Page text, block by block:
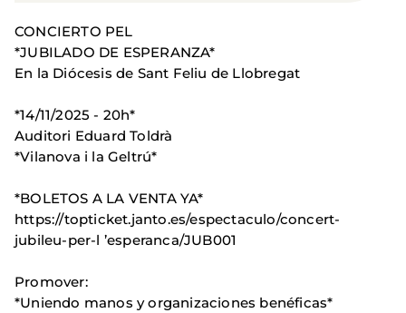
CONCIERTO PEL
*JUBILADO DE ESPERANZA*
En la Diócesis de Sant Feliu de Llobregat
*14/11/2025 - 20h*
Auditori Eduard Toldrà
*Vilanova i la Geltrú*
*BOLETOS A LA VENTA YA*
https://topticket.janto.es/espectaculo/concert-
jubileu-per-l ’esperanca/JUB001
Promover:
*Uniendo manos y organizaciones benéficas*